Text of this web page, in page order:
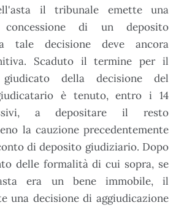
il tribunale emette una
di un deposito
tale decisione deve ancora
Scaduto il termine per il
della decisione del
è tenuto, entro i 14
a depositare il resto
la cauzione precedentemente
di deposito giudiziario. Dopo
delle formalità di cui sopra, se
era un bene immobile, il
una decisione di aggiudicazione